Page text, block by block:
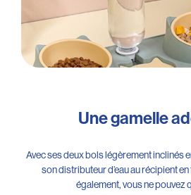
Une gamelle
Avec ses deux bols légèrement inclinés
son distributeur d’eau au récipient
également, vous ne pouvez